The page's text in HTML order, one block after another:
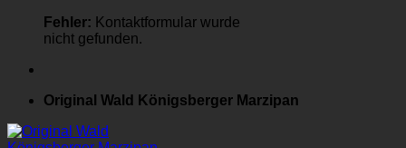
Fehler: Kontaktformular wurde
nicht gefunden.
Original Wald Königsberger Marzipan